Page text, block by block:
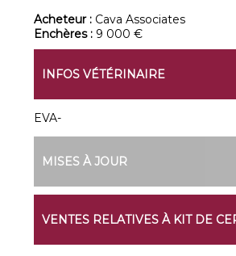
Acheteur : Cava Associates
Enchères : 9 000 €
INFOS VÉTÉRINAIRE
EVA-
MISES À JOUR
VENTES RELATIVES À KIT DE